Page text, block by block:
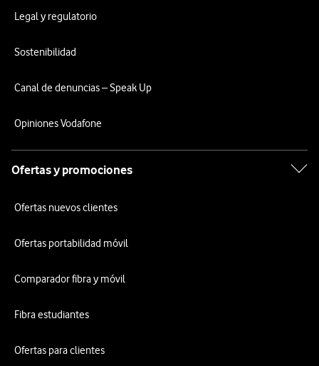
Legal y regulatorio
Sostenibilidad
Canal de denuncias – Speak Up
Opiniones Vodafone
Ofertas y promociones
Ofertas nuevos clientes
Ofertas portabilidad móvil
Comparador fibra y móvil
Fibra estudiantes
Ofertas para clientes